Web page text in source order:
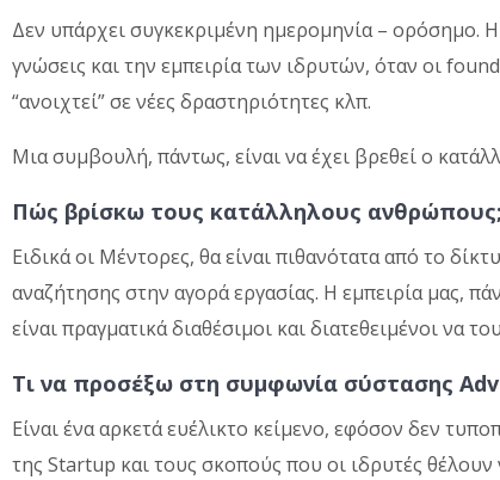
Δεν υπάρχει συγκεκριμένη ημερομηνία – ορόσημο.
γνώσεις και την εμπειρία των ιδρυτών, όταν οι
“ανοιχτεί” σε νέες δραστηριότητες κλπ.
Μια συμβουλή, πάντως, είναι να έχει βρεθεί ο
Πώς βρίσκω τους κατάλληλους ανθρώπους;
Ειδικά οι Μέντορες, θα είναι πιθανότατα από το
αναζήτησης στην αγορά εργασίας. Η εμπειρία μας,
είναι πραγματικά διαθέσιμοι και διατεθειμένοι να
Τι να προσέξω στη συμφωνία σύστασης
Είναι ένα αρκετά ευέλικτο κείμενο, εφόσον δεν
της Startup και τους σκοπούς που οι ιδρυτές